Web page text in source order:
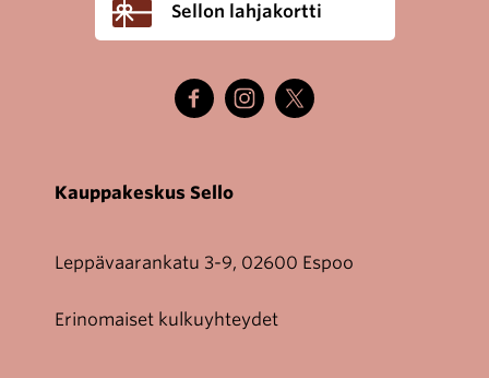
Sellon lahjakortti
Kauppakeskus Sello
Leppävaarankatu 3-9, 02600 Espoo
Erinomaiset kulkuyhteydet